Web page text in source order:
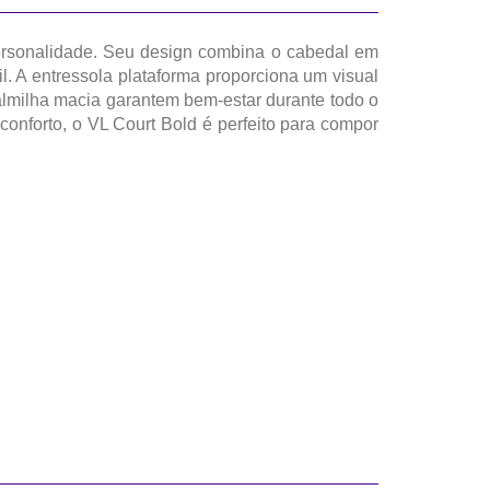
Seu design combina o cabedal em
entressola plataforma proporciona um visual
macia garantem bem-estar durante todo o
o VL Court Bold é perfeito para compor